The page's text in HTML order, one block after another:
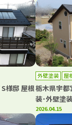
様邸 屋根
外壁塗装 屋
栃木県宇都
装･外壁塗
2026.04.15